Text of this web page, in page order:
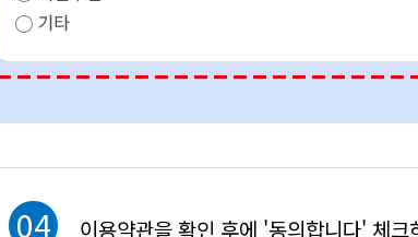
04 이용약관을 확인 후에 '동의합니다' 체